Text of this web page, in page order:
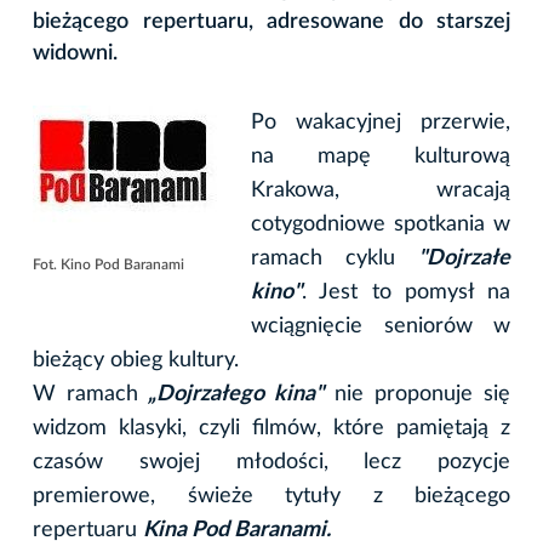
bieżącego repertuaru, adresowane do starszej
widowni.
Fot. Kino Pod Baranami
Po wakacyjnej przerwie,
na mapę kulturową
Krakowa, wracają
cotygodniowe spotkania w
ramach cyklu
"Dojrzałe
kino". Jest to pomysł na
wciągnięcie seniorów w
bieżący obieg kultury.
W ramach „Dojrzałego kina" nie proponuje się
widzom klasyki, czyli filmów, które pamiętają z
czasów swojej młodości, lecz pozycje
premierowe, świeże tytuły z bieżącego
repertuaru Kina Pod Baranami.